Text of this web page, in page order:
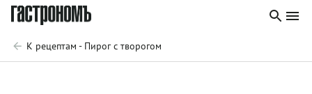
К рецептам - Пирог с творогом